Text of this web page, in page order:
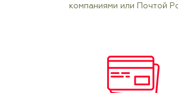
компаниями или Почтой